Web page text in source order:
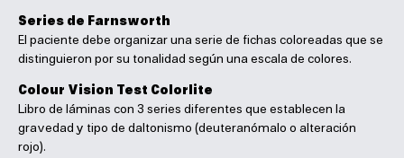
Series de Farnsworth
El paciente debe organizar una serie de fichas coloreadas que se
distinguieron por su tonalidad según una escala de colores.
Colour Vision Test Colorlite
Libro de láminas con 3 series diferentes que establecen la
gravedad y tipo de daltonismo (deuteranómalo o alteración
rojo).